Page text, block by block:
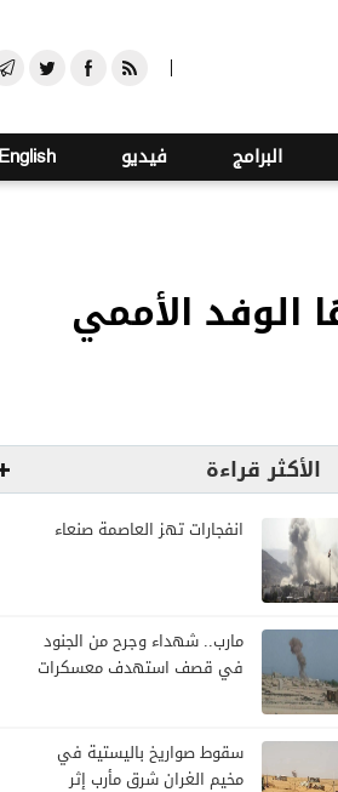
البرامج فيديو English
الوفد الأممي
الأكثر قراءة
انفجارات تهز العاصمة صنعاء
مارب.. شهداء وجرح من الجنود
في قصف استهدف معسكرات
سقوط صواريخ باليستية في
مخيم الغران شرق مأرب إثر